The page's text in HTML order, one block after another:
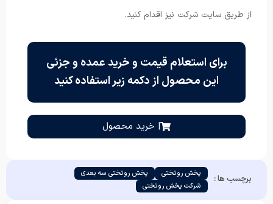
از طریق سایت شرکت نیز اقدام کنید.
برای استعلام قیمت و خرید عمده و جزئی
این محصول از دکمه زیر استفاده کنید
| خرید محصول
برچسب ها : پخش روتختی
پخش روتختی سه بعدی
شرکت پخش روتختی